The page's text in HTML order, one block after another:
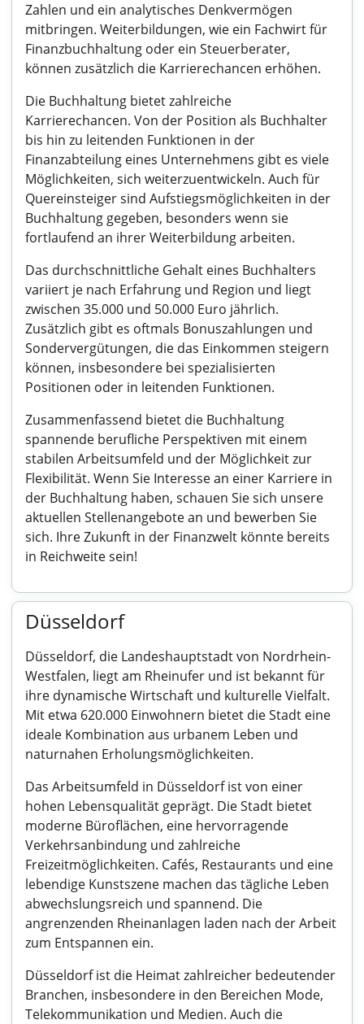
Zahlen und ein analytisches Denkvermögen
mitbringen. Weiterbildungen, wie ein Fachwirt für
Finanzbuchhaltung oder ein Steuerberater,
können zusätzlich die Karrierechancen erhöhen.
Die Buchhaltung bietet zahlreiche
Karrierechancen. Von der Position als Buchhalter
bis hin zu leitenden Funktionen in der
Finanzabteilung eines Unternehmens gibt es viele
Möglichkeiten, sich weiterzuentwickeln. Auch für
Quereinsteiger sind Aufstiegsmöglichkeiten in der
Buchhaltung gegeben, besonders wenn sie
fortlaufend an ihrer Weiterbildung arbeiten.
Das durchschnittliche Gehalt eines Buchhalters
variiert je nach Erfahrung und Region und liegt
zwischen 35.000 und 50.000 Euro jährlich.
Zusätzlich gibt es oftmals Bonuszahlungen und
Sondervergütungen, die das Einkommen steigern
können, insbesondere bei spezialisierten
Positionen oder in leitenden Funktionen.
Zusammenfassend bietet die Buchhaltung
spannende berufliche Perspektiven mit einem
stabilen Arbeitsumfeld und der Möglichkeit zur
Flexibilität. Wenn Sie Interesse an einer Karriere in
der Buchhaltung haben, schauen Sie sich unsere
aktuellen Stellenangebote an und bewerben Sie
sich. Ihre Zukunft in der Finanzwelt könnte bereits
in Reichweite sein!
Düsseldorf
Düsseldorf, die Landeshauptstadt von Nordrhein-
Westfalen, liegt am Rheinufer und ist bekannt für
ihre dynamische Wirtschaft und kulturelle Vielfalt.
Mit etwa 620.000 Einwohnern bietet die Stadt eine
ideale Kombination aus urbanem Leben und
naturnahen Erholungsmöglichkeiten.
Das Arbeitsumfeld in Düsseldorf ist von einer
hohen Lebensqualität geprägt. Die Stadt bietet
moderne Büroflächen, eine hervorragende
Verkehrsanbindung und zahlreiche
Freizeitmöglichkeiten. Cafés, Restaurants und eine
lebendige Kunstszene machen das tägliche Leben
abwechslungsreich und spannend. Die
angrenzenden Rheinanlagen laden nach der Arbeit
zum Entspannen ein.
Düsseldorf ist die Heimat zahlreicher bedeutender
Branchen, insbesondere in den Bereichen Mode,
Telekommunikation und Medien. Auch die